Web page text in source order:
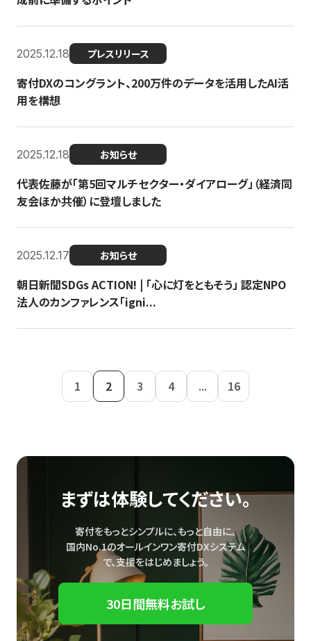
2025.12.18 プレスリリース
寄付DXのコングラント、200万件のデータを活用したAI活
用を構想
2025.12.18 お知らせ
代表佐藤が「第5回マルチセクター・ダイアローグ」（経済同
友会ほか共催）に登壇しました
2025.12.17 お知らせ
朝日新聞SDGs ACTION! | 「心に灯をともそう」 認定NPO
法人のカンファレンス「igni...
1 2 3 4 ... 16
まずは体験してください。
寄付をもっとシンプルに、もっと自由に。
国内No.1のオールインワン寄付DXシステム
で、支援をはじめましょう。
30日間無料お試し